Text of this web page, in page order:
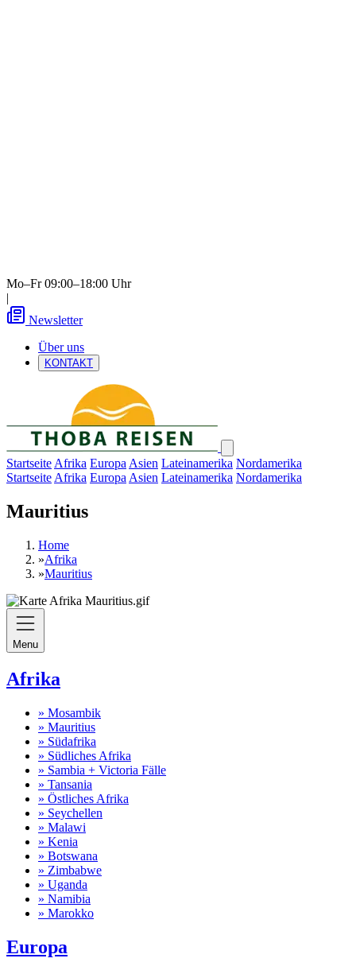
Mo–Fr 09:00–18:00 Uhr
|
Newsletter
Über uns
KONTAKT
Startseite Afrika Europa Asien Lateinamerika Nordamerika
Startseite Afrika Europa Asien Lateinamerika Nordamerika
Mauritius
Home
»Afrika
»Mauritius
Menu
Afrika
» Mosambik
» Mauritius
» Südafrika
» Südliches Afrika
» Sambia + Victoria Fälle
» Tansania
» Östliches Afrika
» Seychellen
» Malawi
» Kenia
» Botswana
» Zimbabwe
» Uganda
» Namibia
» Marokko
Europa